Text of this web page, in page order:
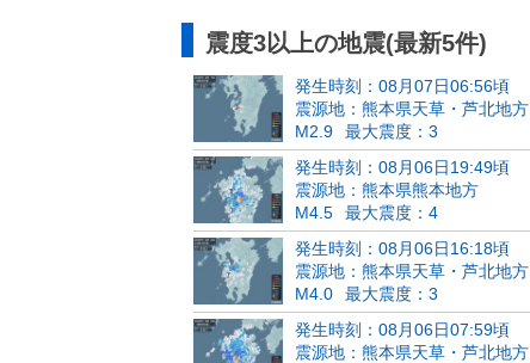
震度3以上の地震(最新5件)
発生時刻：08月07日06:56頃
震源地：熊本県天草・芦北地方
M2.9
最大震度：3
発生時刻：08月06日19:49頃
震源地：熊本県熊本地方
M4.5
最大震度：4
発生時刻：08月06日16:18頃
震源地：熊本県天草・芦北地方
M4.0
最大震度：3
発生時刻：08月06日07:59頃
震源地：熊本県天草・芦北地方